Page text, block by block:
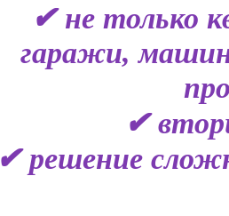
✔ не только
гаражи,
✔
✔ решение